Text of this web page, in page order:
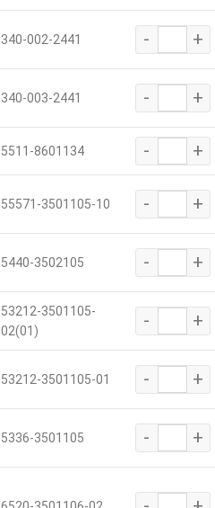
340-002-2441 - +
340-003-2441 - +
5511-8601134 - +
55571-3501105-10 - +
5440-3502105 - +
53212-3501105-
02(01)
- +
53212-3501105-01 - +
5336-3501105 - +